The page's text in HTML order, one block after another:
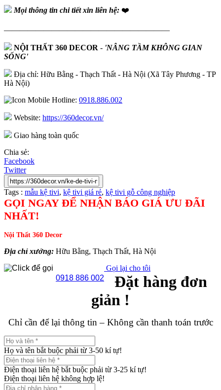
Mọi thông tin chi tiết xin liên hệ: ❤️
—————————————————————
NỘI THẤT 360 DECOR - 'NÂNG TẦM KHÔNG GIAN
SỐNG'
Địa chỉ: Hữu Bằng - Thạch Thất - Hà Nội (Xã Tây Phương - TP
Hà Nội)
Hotline: 0918.886.002
Website: https://360decor.vn/
Giao hàng toàn quốc
Chia sẻ:
Facebook
Twitter
Tags : mẫu kệ tivi, kệ tivi giá rẻ, kệ tivi gỗ công nghiệp
GỌI NGAY ĐỂ NHẬN BÁO GIÁ ƯU ĐÃI
NHẤT!
Nội Thất 360 Decor
Địa chỉ xưởng: Hữu Bằng, Thạch Thất, Hà Nội
0918 886 002
Gọi lại cho tôi
Đặt hàng đơn
giản !
Chỉ cần để lại thông tin – Không cần thanh toán trước
Họ và tên bắt buộc phải từ 3-50 kí tự!
Điện thoại liên hệ bắt buộc phải từ 3-25 kí tự!
Điện thoại liên hệ không hợp lệ!